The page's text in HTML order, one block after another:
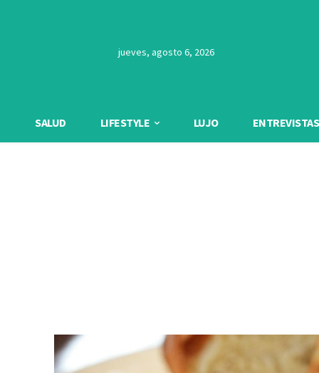
jueves, agosto 6, 2026
SALUD LIFESTYLE LUJO ENTREVISTAS